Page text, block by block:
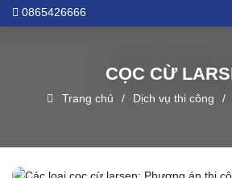
0865426666
CỌC CỪ
Trang chủ Dịch vụ thi công